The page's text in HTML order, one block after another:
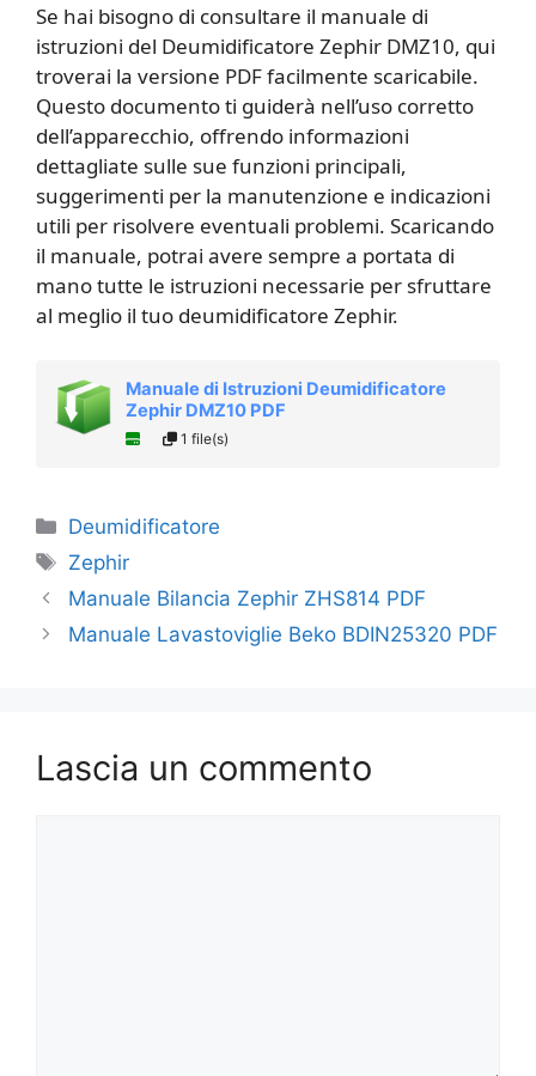
Se hai bisogno di consultare il manuale di
istruzioni del Deumidificatore Zephir DMZ10, qui
troverai la versione PDF facilmente scaricabile.
Questo documento ti guiderà nell’uso corretto
dell’apparecchio, offrendo informazioni
dettagliate sulle sue funzioni principali,
suggerimenti per la manutenzione e indicazioni
utili per risolvere eventuali problemi. Scaricando
il manuale, potrai avere sempre a portata di
mano tutte le istruzioni necessarie per sfruttare
al meglio il tuo deumidificatore Zephir.
Manuale di Istruzioni Deumidificatore
Zephir DMZ10 PDF
1 file(s)
Categorie
Deumidificatore
Tag
Zephir
Manuale Bilancia Zephir ZHS814 PDF
Manuale Lavastoviglie Beko BDIN25320 PDF
Lascia un commento